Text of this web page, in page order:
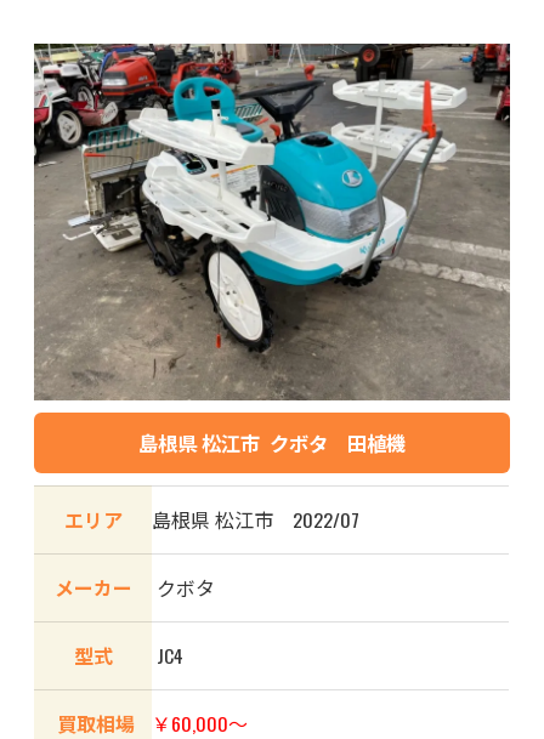
島根県 松江市 クボタ 田植機
エリア 島根県 松江市 2022/07
メーカー クボタ
型式 JC4
買取相場 ￥60,000～